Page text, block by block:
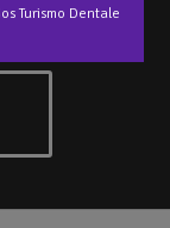
Turismo Dentale